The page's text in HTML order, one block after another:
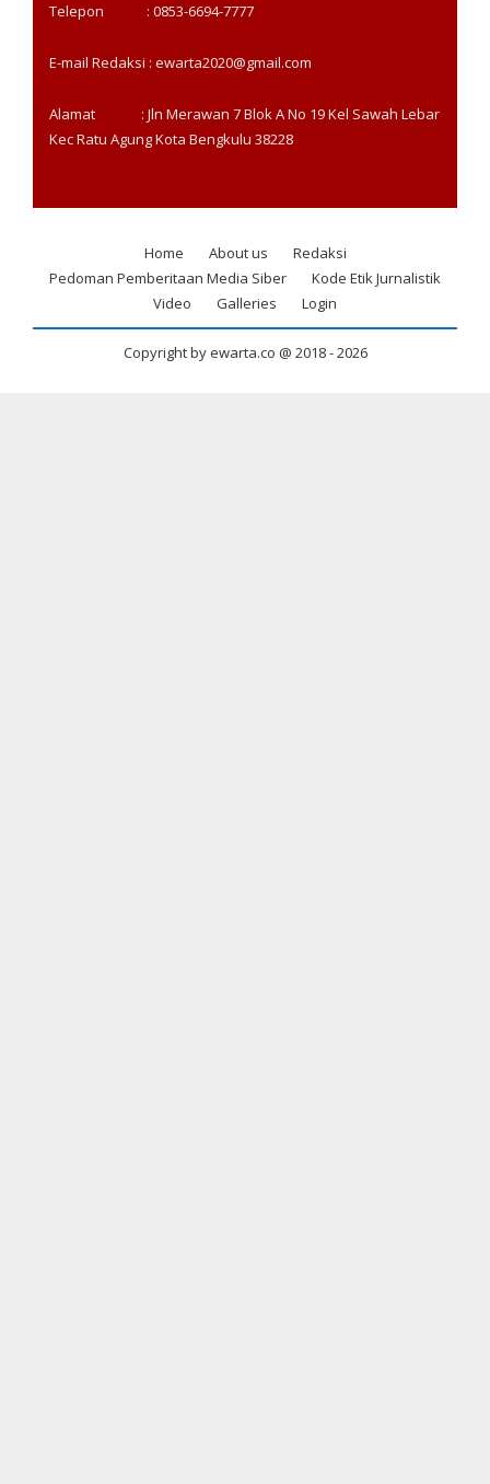
Telepon : 0853-6694-7777
E-mail Redaksi : ewarta2020@gmail.com
Alamat : Jln Merawan 7 Blok A No 19 Kel Sawah Lebar
Kec Ratu Agung Kota Bengkulu 38228
Footer
Home About us
Redaksi
Pedoman Pemberitaan Media Siber
Kode Etik Jurnalistik
Video
Galleries Login
Copyright by ewarta.co @ 2018 -2026